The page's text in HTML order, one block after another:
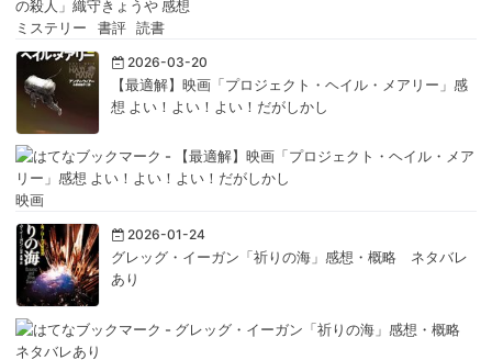
ミステリー 書評 読書
2026-03-20
【最適解】映画「プロジェクト・ヘイル・メアリー」感
想 よい！よい！よい！だがしかし
映画
2026-01-24
グレッグ・イーガン「祈りの海」感想・概略 ネタバレ
あり